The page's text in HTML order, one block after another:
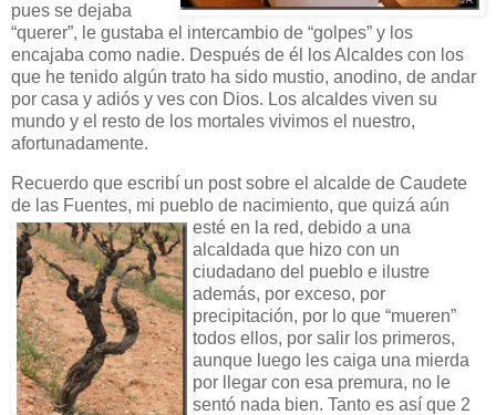
pues se dejaba
“querer”, le gustaba el intercambio de “golpes” y los
encajaba como nadie. Después de él los Alcaldes con los
que he tenido algún trato ha sido mustio, anodino, de andar
por casa y adiós y ves con Dios. Los alcaldes viven su
mundo y el resto de los mortales vivimos el nuestro,
afortunadamente.
Recuerdo que escribí un post sobre el alcalde de Caudete
de las Fuentes, mi pueblo de nacimiento, que quizá aún
esté en la red, debido a una
alcaldada que hizo con un
ciudadano del pueblo e ilustre
además, por exceso, por
precipitación, por lo que “mueren”
todos ellos, por salir los primeros,
aunque luego les caiga una mierda
por llegar con esa premura, no le
sentó nada bien. Tanto es así que 2